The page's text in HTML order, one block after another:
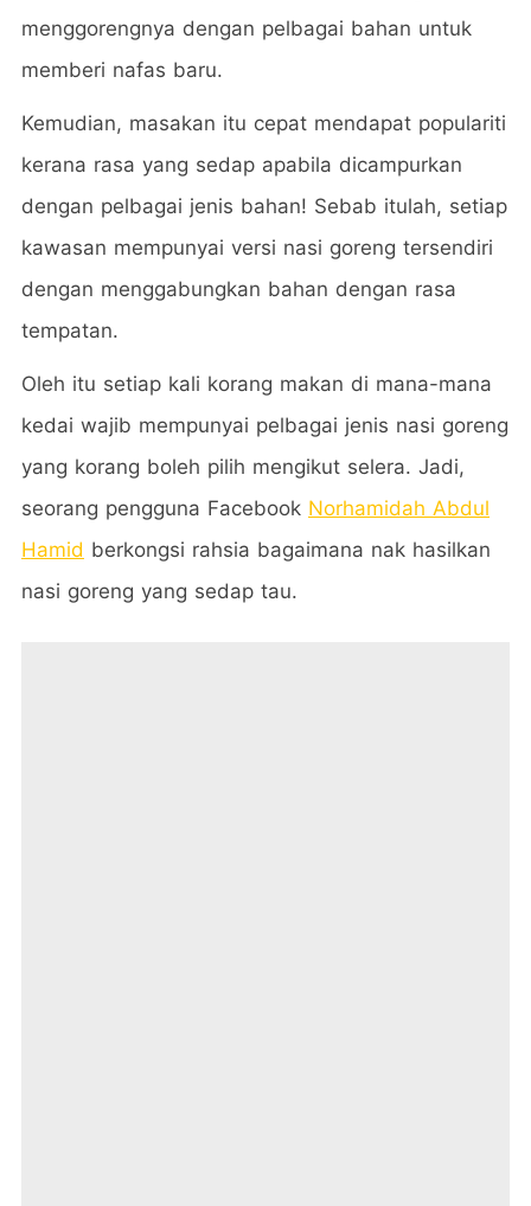
menggorengnya dengan pelbagai bahan untuk
memberi nafas baru.
Kemudian, masakan itu cepat mendapat populariti
kerana rasa yang sedap apabila dicampurkan
dengan pelbagai jenis bahan! Sebab itulah, setiap
kawasan mempunyai versi nasi goreng tersendiri
dengan menggabungkan bahan dengan rasa
tempatan.
Oleh itu setiap kali korang makan di mana-mana
kedai wajib mempunyai pelbagai jenis nasi goreng
yang korang boleh pilih mengikut selera. Jadi,
seorang pengguna Facebook Norhamidah Abdul
Hamid berkongsi rahsia bagaimana nak hasilkan
nasi goreng yang sedap tau.